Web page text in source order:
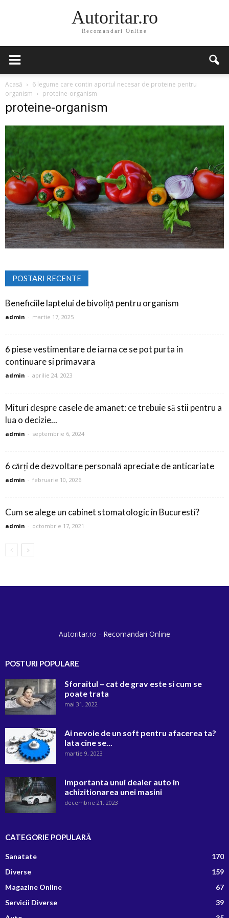
Autoritar.ro
Recomandari Online
Acasă
6 legume care contin aportul necesar de proteine pentru
organism
proteine-organism
proteine-organism
POSTARI RECENTE
Beneficiile laptelui de bivoliță pentru organism
admin - martie 17, 2025
6 piese vestimentare de iarna ce se pot purta in
continuare si primavara
admin - aprilie 24, 2023
Mituri despre casele de amanet: ce trebuie să stii pentru a
lua o decizie...
admin - septembrie 6, 2024
6 cărți de dezvoltare personală apreciate de anticariate
admin - februarie 10, 2026
Cum se alege un cabinet stomatologic in Bucuresti?
admin - octombrie 17, 2021
Autoritar.ro - Recomandari Online
POSTURI POPULARE
Sforaitul – cat de grav este si cum se
poate trata
mai 31, 2022
Ai nevoie de un soft pentru afacerea ta?
Iata cine se...
martie 9, 2023
Importanta unui dealer auto in
achizitionarea unei masini
decembrie 21, 2023
CATEGORIE POPULARĂ
Sanatate
170
Diverse
159
Magazine Online
67
Servicii Diverse
39